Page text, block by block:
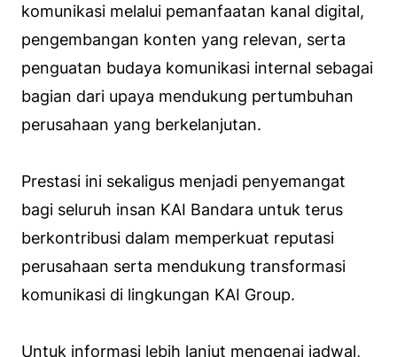
komunikasi melalui pemanfaatan kanal digital,
pengembangan konten yang relevan, serta
penguatan budaya komunikasi internal sebagai
bagian dari upaya mendukung pertumbuhan
perusahaan yang berkelanjutan.
Prestasi ini sekaligus menjadi penyemangat
bagi seluruh insan KAI Bandara untuk terus
berkontribusi dalam memperkuat reputasi
perusahaan serta mendukung transformasi
komunikasi di lingkungan KAI Group.
Untuk informasi lebih lanjut mengenai jadwal,